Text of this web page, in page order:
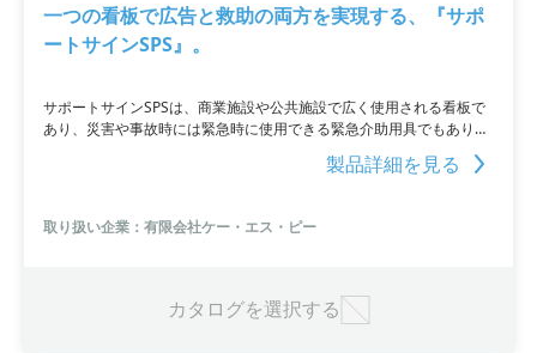
一つの看板で広告と救助の両方を実現する、『サポ
ートサインSPS』。
サポートサインSPSは、商業施設や公共施設で広く使用される看板で
あり、災害や事故時には緊急時に使用できる緊急介助用具でもありま
す。車いすや担架に変形して対象者を素早く運ぶことができます。
『サポートサインSPS』には車いすタイプ、ストレッチャータイプ、
ウンロードするか、お問い合わせください。
製品詳細を見る
取り扱い企業：有限会社ケー・エス・ピー
カタログを選択する